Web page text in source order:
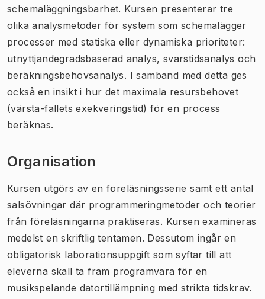
schemaläggningsbarhet. Kursen presenterar tre
olika analysmetoder för system som schemalägger
processer med statiska eller dynamiska prioriteter:
utnyttjandegradsbaserad analys, svarstidsanalys och
beräkningsbehovsanalys. I samband med detta ges
också en insikt i hur det maximala resursbehovet
(värsta-fallets exekveringstid) för en process
beräknas.
Organisation
Kursen utgörs av en föreläsningsserie samt ett antal
salsövningar där programmeringmetoder och teorier
från föreläsningarna praktiseras. Kursen examineras
medelst en skriftlig tentamen. Dessutom ingår en
obligatorisk laborationsuppgift som syftar till att
eleverna skall ta fram programvara för en
musikspelande datortillämpning med strikta tidskrav.